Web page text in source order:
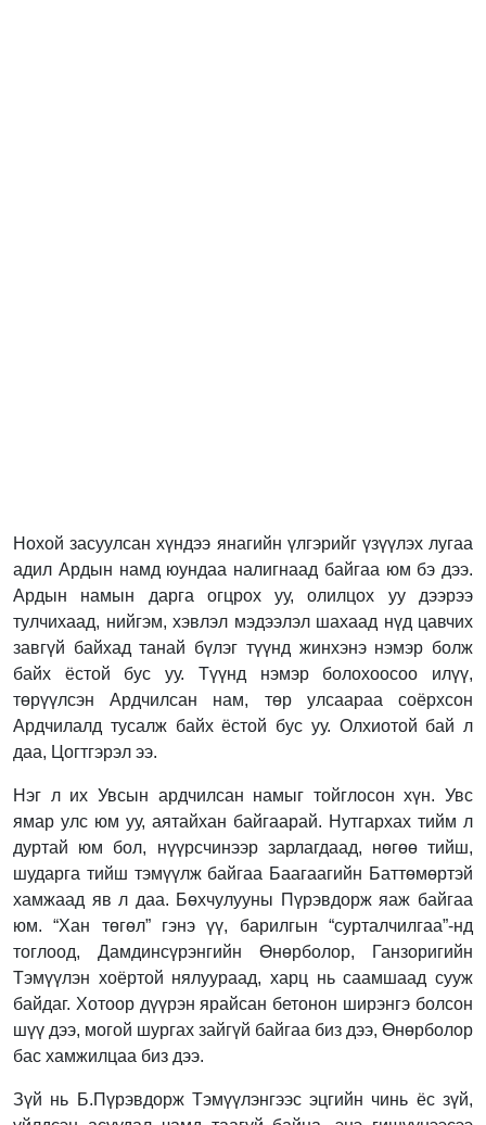
Нохой засуулсан хүндээ янагийн үлгэрийг үзүүлэх лугаа
адил Ардын намд юундаа налигнаад байгаа юм бэ дээ.
Ардын намын дарга огцрох уу, олилцох уу дээрээ
тулчихаад, нийгэм, хэвлэл мэдээлэл шахаад нүд цавчих
завгүй байхад танай бүлэг түүнд жинхэнэ нэмэр болж
байх ёстой бус уу. Түүнд нэмэр болохоосоо илүү,
төрүүлсэн Ардчилсан нам, төр улсаараа соёрхсон
Ардчилалд тусалж байх ёстой бус уу. Олхиотой бай л
даа, Цогтгэрэл ээ.
Нэг л их Увсын ардчилсан намыг тойглосон хүн. Увс
ямар улс юм уу, аятайхан байгаарай. Нутгархах тийм л
дуртай юм бол, нүүрсчинээр зарлагдаад, нөгөө тийш,
шударга тийш тэмүүлж байгаа Баагаагийн Баттөмөртэй
хамжаад яв л даа. Бөхчулууны Пүрэвдорж яаж байгаа
юм. “Хан төгөл” гэнэ үү, барилгын “сурталчилгаа”-нд
тоглоод, Дамдинсүрэнгийн Өнөрболор, Ганзоригийн
Тэмүүлэн хоёртой нялуураад, харц нь саамшаад сууж
байдаг. Хотоор дүүрэн ярайсан бетонон ширэнгэ болсон
шүү дээ, могой шургах зайгүй байгаа биз дээ, Өнөрболор
бас хамжилцаа биз дээ.
Зүй нь Б.Пүрэвдорж Тэмүүлэнгээс эцгийн чинь ёс зүй,